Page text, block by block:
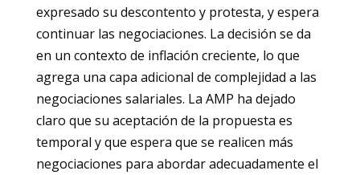
expresado su descontento y protesta, y espera
continuar las negociaciones. La decisión se da
en un contexto de inflación creciente, lo que
agrega una capa adicional de complejidad a las
negociaciones salariales. La AMP ha dejado
claro que su aceptación de la propuesta es
temporal y que espera que se realicen más
negociaciones para abordar adecuadamente el